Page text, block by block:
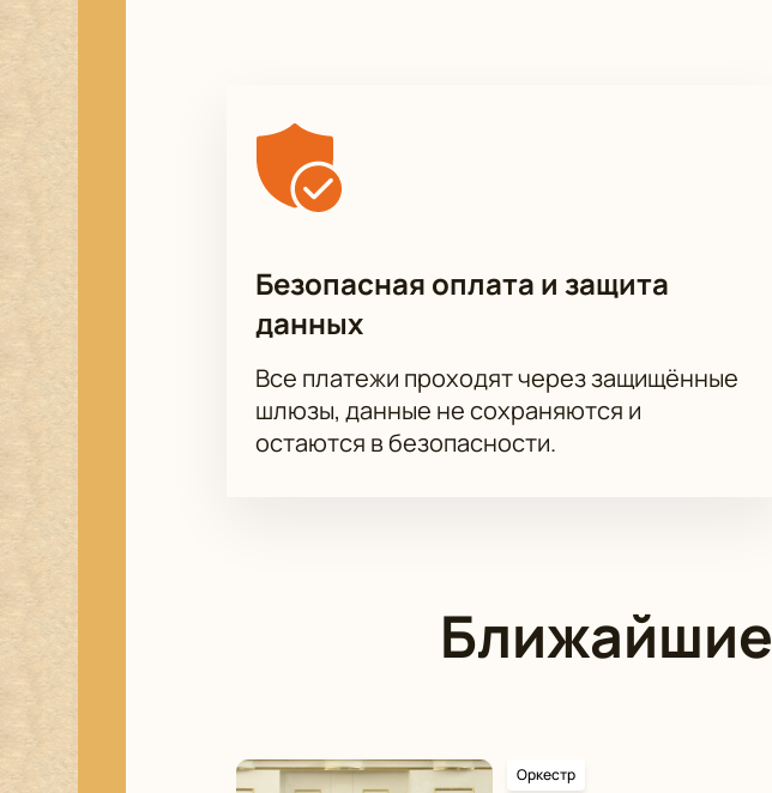
Безопасная оплата и защита
данных
Все платежи проходят через защищённые
шлюзы, данные не сохраняются и
остаются в безопасности.
Оркестр